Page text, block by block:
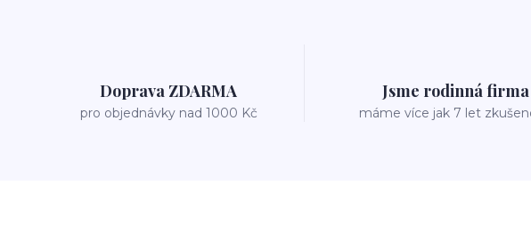
Doprava ZDARMA
pro objednávky nad 1000 Kč
Jsme rodinná firma
máme více jak 7 let